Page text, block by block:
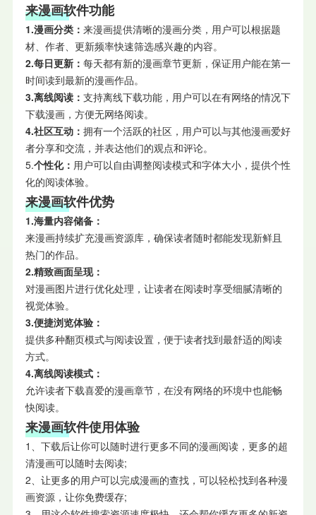
来漫画软件功能
1.漫画分类： 来漫画提供清晰的漫画分类，用户可以根据题
材、作者、更新频率快速筛选感兴趣的内容。
2.每日更新： 每天都有新的漫画章节更新，保证用户能在第一
时间读到最新的漫画作品。
3.离线阅读： 支持离线下载功能，用户可以在有网络的情况下
下载漫画，方便无网络阅读。
4.社区互动： 拥有一个活跃的社区，用户可以与其他漫画爱好
者分享和交流，并表达他们的观点和评论。
5.个性化： 用户可以自由调整阅读模式和字体大小，提供个性
化的阅读体验。
来漫画软件优势
1.海量内容储备：
来漫画持续扩充漫画资源库，确保读者随时都能发现新鲜且
热门的作品。
2.精致画面呈现：
对漫画图片进行优化处理，让读者在阅读时享受细腻清晰的
视觉体验。
3.便捷浏览体验：
提供多种翻页模式与阅读设置，便于读者找到最舒适的阅读
方式。
4.离线阅读模式：
允许读者下载喜爱的漫画章节，在没有网络的环境中也能畅
快阅读。
来漫画软件使用体验
1、下载后让你可以随时进行更多不同的漫画阅读，更多的超
清漫画可以随时去阅读;
2、让更多的用户可以完成漫画的查找，可以轻松找到各种漫
画资源，让你免费缓存;